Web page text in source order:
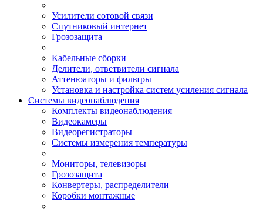
Усилители сотовой связи
Спутниковый интернет
Грозозащита
Кабельные сборки
Делители, ответвители сигнала
Аттенюаторы и фильтры
Установка и настройка систем усиления сигнала
Системы видеонаблюдения
Комплекты видеонаблюдения
Видеокамеры
Видеорегистраторы
Системы измерения температуры
Мониторы, телевизоры
Грозозащита
Конвертеры, распределители
Коробки монтажные